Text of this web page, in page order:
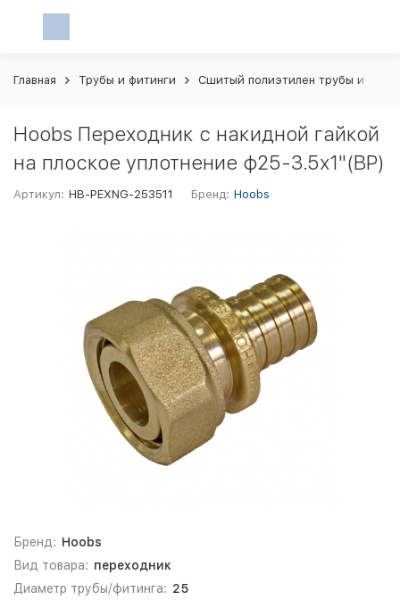
Главная Трубы и фитинги Сшитый полиэтилен трубы и
Hoobs Переходник с накидной гайкой
на плоское уплотнение ф25-3.5х1"(ВР)
Артикул: HB-PEXNG-253511 Бренд: Hoobs
Бренд: Hoobs
Вид товара: переходник
Диаметр трубы/фитинга: 25